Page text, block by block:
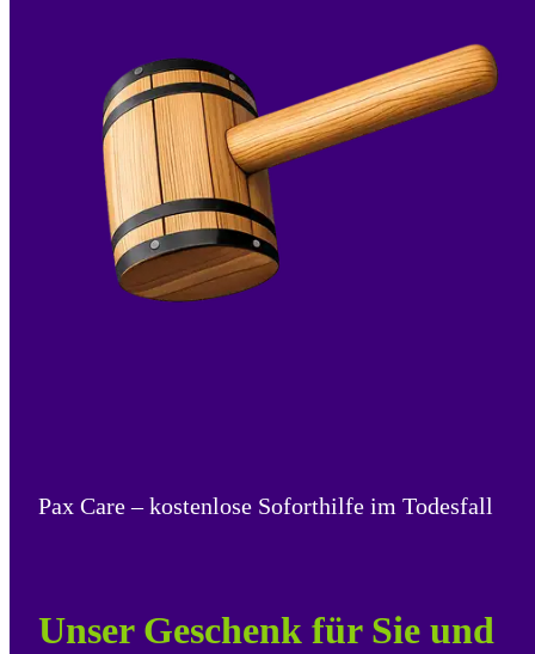
Pax Care – kostenlose Soforthilfe im Todesfall
Unser Geschenk für Sie und